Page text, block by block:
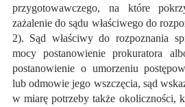
przygotowawczego, na które
zażalenie do sądu właściwego do
2). Sąd właściwy do rozpoznania
mocy postanowienie prokuratora
postanowienie o umorzeniu
lub odmowie jego wszczęcia, sąd
w miarę potrzeby także okoliczności,